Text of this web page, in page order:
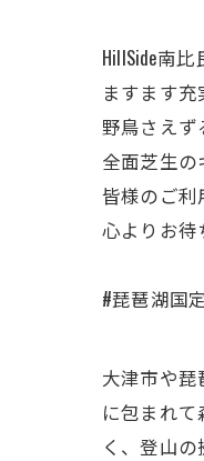
HillSide南比
ますます充
野鳥さえず
全面芝生の
皆様のご利
心よりお待
#琵琶湖国
大津市や琵
に包まれ
く、登山